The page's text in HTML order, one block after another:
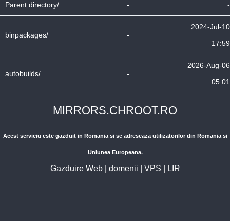
Parent directory/ - -
binpackages/ -
2024-Jul-10
17:59
autobuilds/ -
2026-Aug-06
05:01
MIRRORS.CHROOT.RO
Acest serviciu este gazduit in Romania si se adreseaza utilizatorilor din Romania si
Uniunea Europeana.
Gazduire Web| domenii VPS LIR